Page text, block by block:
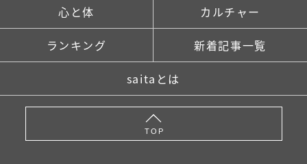
心と体 カルチャー
ランキング 新着記事一覧
saitaとは
TOP